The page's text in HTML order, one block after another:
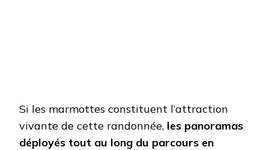
Si les marmottes constituent l’attraction
vivante de cette randonnée, les panoramas
déployés tout au long du parcours en